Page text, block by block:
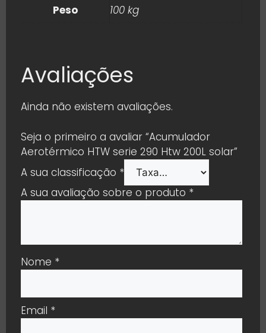
Peso 100 kg
Avaliações
Ainda não existem avaliações.
Seja o primeiro a avaliar “Acumulador
Aerotérmico HTW serie 290 Htw 200L solar”
A sua classificação *
A sua avaliação sobre o produto *
Nome *
Email *